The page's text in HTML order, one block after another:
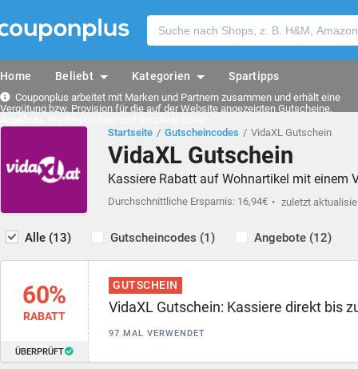
Home Beliebt Kategorien Spartipps
Couponplus arbeitet mit Marken und Partnern zusammen und erhält eine
Vergütung bzw. Provision für die auf der Website angezeigten Gutscheine,
Startseite
Gutscheincodes VidaXL Gutschein
VidaXL Gutschein
Kassiere Rabatt auf Wohnartikel mit einem
Durchschnittliche Ersparnis: 16,94€ zuletzt
Alle (13) Gutscheincodes (1) Angebote (12)
60%
RABATT
ÜBERPRÜFT
VidaXL Gutschein: Kassiere direkt bis
GUTSCHEIN
97 MAL VERWENDET